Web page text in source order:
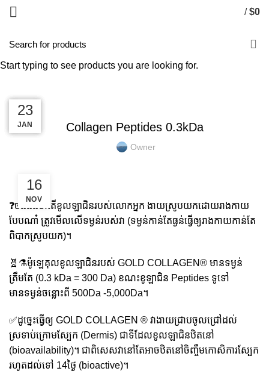
/ $0
Collagen Peptides 0.3kDa
Owner
16
NOV
❓️ចង់ដឹងថាតើខូលឡាជិនរបស់លោកអ្នក ងាយស្រូបយកដោយរាងកាយ
បែបណា៎ ត្រូវមើលលើទម្ងន់របស់វា (ទម្ងន់កាន់តែធ្ងន់ធ្វើឲ្យរាងកាយកាន់តែ
ពិបាកស្រូបយក)។
🧬⚗️ម៉ូឡេគុលខូលឡាជិនរបស់ GOLD COLLAGEN® មានទម្ងន់
ត្រឹមតែ (0.3 kDa = 300 Da) ខណះខូឡាជិន Peptides ទូទៅ
មានទម្ងន់ចន្លោះពី 500Da -5,000Da។
✅️ដូច្នេះធ្វើឲ្យ GOLD COLLAGEN ® វាងាយជ្រាបចូលជ្រៅដល់
ស្រទាប់ក្រោមស្បែក (Dermis) ជាទីដែលខូលឡាជិនឋិតនៅ
(bioavailability)។ ជាពិសេសវានៅតែអាចឋិតនៅចិញ្ចឹមកោសិការស្បែក
រហូតដល់ទៅ 14ថ្ងៃ (bioactive)។
16
NOV
12
MAR
01
FEB
23
JAN
Start typing to see products you are looking for.